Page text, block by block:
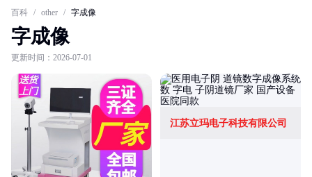
百科 / other / 字成像
字成像
更新时间：2026-07-01
江苏立玛电子科技有限公司